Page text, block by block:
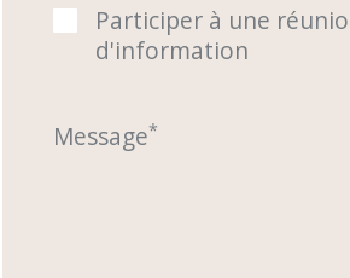
Participer à une
d'information
Message*